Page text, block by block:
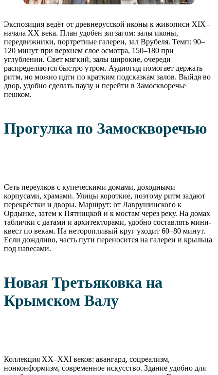
Экспозиция ведёт от древнерусской иконы к живописи XIX–
начала XX века. План удобен зигзагом: залы иконы,
передвижники, портретные галереи, зал Врубеля. Темп: 90–
120 минут при верхнем слое осмотра, 150–180 при
углублении. Свет мягкий, залы широкие, очереди
распределяются быстро утром. Аудиогид помогает держать
ритм, но можно идти по кратким подсказкам залов. Выйдя во
двор, удобно сделать паузу и перейти в Замоскворечье
пешком.
Прогулка по Замоскворечью
Сеть переулков с купеческими домами, доходными
корпусами, храмами. Улицы короткие, поэтому ритм задают
перекрёстки и дворы. Маршрут: от Лаврушинского к
Ордынке, затем к Пятницкой и к мостам через реку. На домах
таблички с датами и архитекторами, удобно составлять мини-
квест по векам. На неторопливый круг уходит 60–80 минут.
Если дождливо, часть пути переносится на галереи и крыльца
под навесами.
Новая Третьяковка на
Крымском Валу
Коллекция XX–XXI веков: авангард, соцреализм,
нонконформизм, современное искусство. Здание удобно для